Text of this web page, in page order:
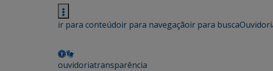
ir para conteúdoir para navegaçãoir para busca
ouvidoriatransparência